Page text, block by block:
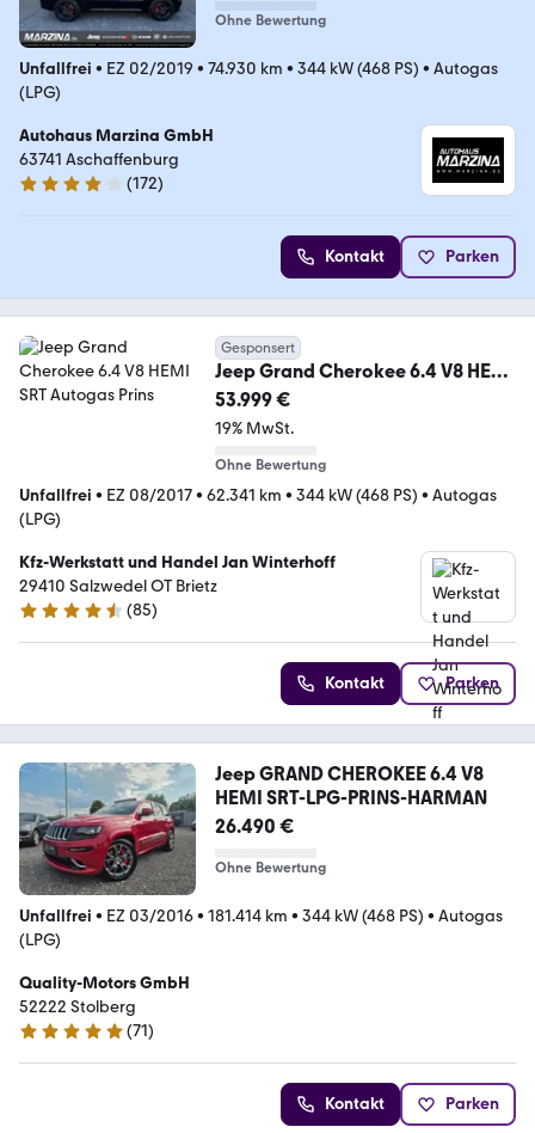
Ohne Bewertung
Unfallfrei • EZ 02/2019 • 74.930 km • 344 kW (468 PS) • Autogas
(LPG)
Autohaus Marzina GmbH
63741 Aschaffenburg
4 Sterne
(172)
Kontakt Parken
Gesponsert
Jeep Grand Cherokee 6.4 V8 HEMI
SRT Autogas Prins
53.999 €
19% MwSt.
Ohne Bewertung
Unfallfrei • EZ 08/2017• 62.341 km • 344 kW (468 PS) • Autogas
(LPG)
Kfz-Werkstatt und Handel Jan Winterhoff
29410 Salzwedel OT Brietz
4.3 Sterne
(85)
Kontakt Parken
Jeep GRAND CHEROKEE 6.4 V8
HEMI SRT-LPG-PRINS-HARMAN
26.490 €
Ohne Bewertung
Unfallfrei • EZ 03/2016• 181.414 km • 344 kW (468 PS) • Autogas
(LPG)
Quality-Motors GmbH
52222 Stolberg
5 Sterne
(71)
Kontakt Parken